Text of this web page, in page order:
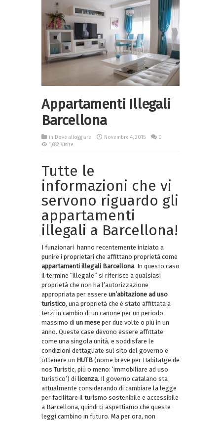
Appartamenti Illegali
Barcellona
in Dove alloggiare Novembre 4, 2015
0
1,682 Visite
Tutte le
informazioni che vi
servono riguardo gli
appartamenti
illegali a Barcellona!
I funzionari hanno recentemente iniziato a
punire i proprietari che affittano proprietà come
appartamenti illegali Barcellona. In questo caso
il termine “illegale” si riferisce a qualsiasi
proprietà che non ha l’autorizzazione
appropriata per essere un’abitazione ad uso
turistico, una proprietà che è stato affittata a
terzi in cambio di un canone per un periodo
massimo di un mese per due volte o più in un
anno. Queste case devono essere affittate
come una singola unità, e soddisfare le
condizioni dettagliate sul sito del governo e
ottenere un HUTB (nome breve per Habitatge de
nos Turistic, più o meno: ‘immobiliare ad uso
turistico’) di licenza. Il governo catalano sta
attualmente considerando di cambiare la legge
per facilitare il turismo sostenibile e accessibile
a Barcellona, quindi ci aspettiamo che queste
leggi cambino in futuro. Ma per ora, non